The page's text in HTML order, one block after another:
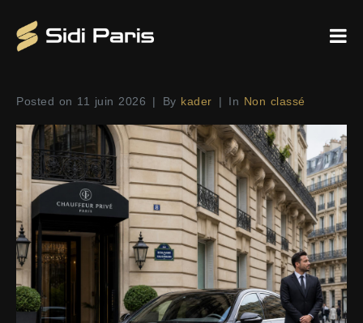
Posted on 11 juin 2026 By kader In Non classé